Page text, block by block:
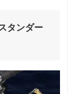
タンダー